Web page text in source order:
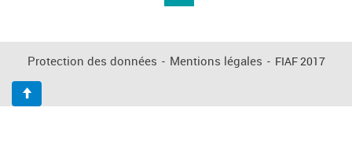
Protection des données - Mentions légales - FIAF 2017